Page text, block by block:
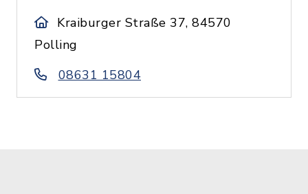
Kraiburger Straße 37, 84570
Polling
08631 15804